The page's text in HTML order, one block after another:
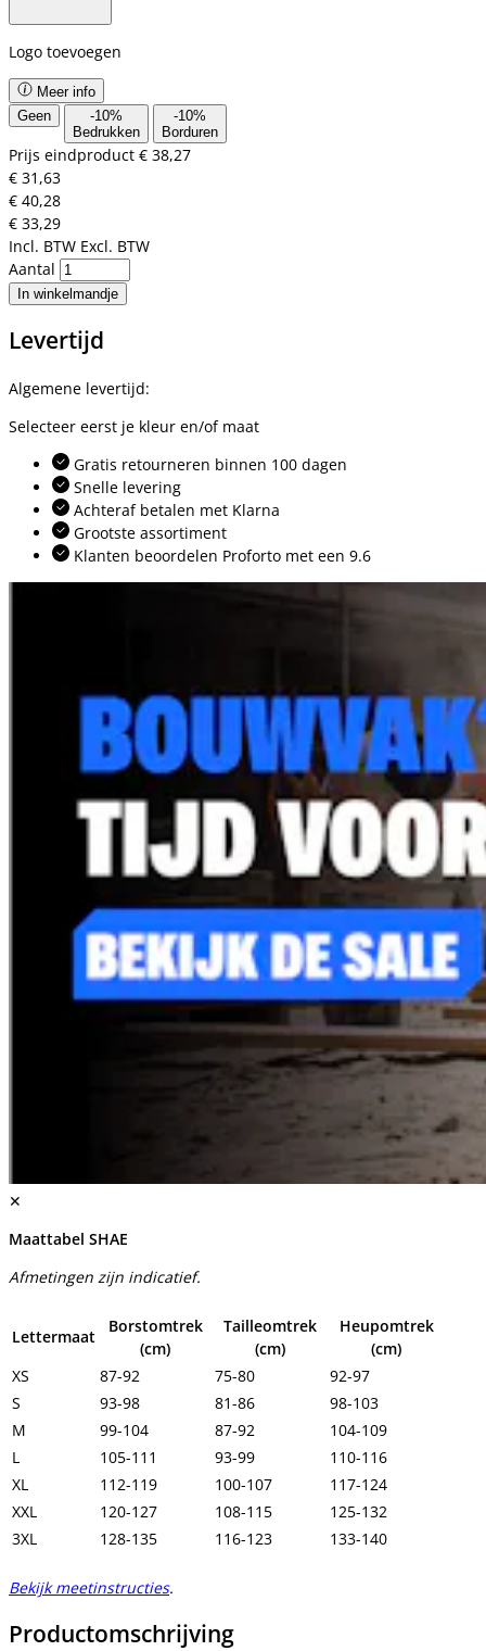
Logo toevoegen
Meer info
Geen
-10%
Bedrukken
-10%
Borduren
Prijs eindproduct € 38,27
€ 31,63
€ 40,28
€ 33,29
Incl. BTW Excl. BTW
Aantal
In winkelmandje
Levertijd
Algemene levertijd:
Selecteer eerst je kleur en/of maat
Gratis retourneren binnen 100 dagen
Snelle levering
Achteraf betalen met Klarna
Grootste assortiment
Klanten beoordelen Proforto met een 9.6
✕
Maattabel SHAE
Afmetingen zijn indicatief.
Lettermaat
Borstomtrek
(cm)
Tailleomtrek
(cm)
Heupomtrek
(cm)
XS
87-92 75-80
92-97
S
93-98 81-86
98-103
M
99-104 87-92
104-109
L
105-111 93-99
110-116
XL
112-119 100-107
117-124
XXL
120-127 108-115
125-132
3XL
128-135 116-123 133-140
Bekijk meetinstructies.
Productomschrijving